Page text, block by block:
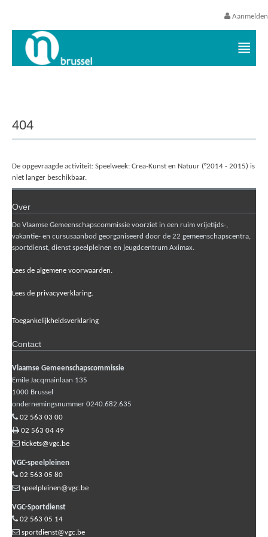
Aanmelden
404
De opgevraagde activiteit: Speelweek: Crea-Kunst en Natuur (°2014 - 2015) is
niet langer beschikbaar.
Over
De Vlaamse Gemeenschapscommissie voorziet in een ruim vrijetijds-,
vakantie- en cursusaanbod georganiseerd door de 22 gemeenschapscentra,
sportdienst, dienst speelpleinen en jeugdcentrum Aximax.
Lees de algemene voorwaarden.
Lees de privacyverklaring.
Toegankelijkheidsverklaring
Contact
Vlaamse Gemeenschapscommissie
Emile Jacqmainlaan 135
1000 Brussel
ondernemingsnummer 0240.682.635
02 563 03 00
02 563 04 49
tickets@vgc.be
VGC-speelpleinen
02 563 05 80
speelpleinen@vgc.be
VGC-Sportdienst
02 563 05 14
sportdienst@vgc.be